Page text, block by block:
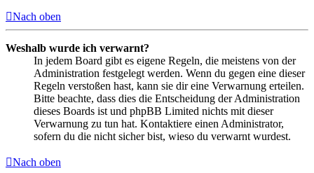
Nach oben
Weshalb wurde ich verwarnt?
In jedem Board gibt es eigene Regeln, die meistens von der
Administration festgelegt werden. Wenn du gegen eine dieser
Regeln verstoßen hast, kann sie dir eine Verwarnung erteilen.
Bitte beachte, dass dies die Entscheidung der Administration
dieses Boards ist und phpBB Limited nichts mit dieser
Verwarnung zu tun hat. Kontaktiere einen Administrator,
sofern du die nicht sicher bist, wieso du verwarnt wurdest.
Nach oben